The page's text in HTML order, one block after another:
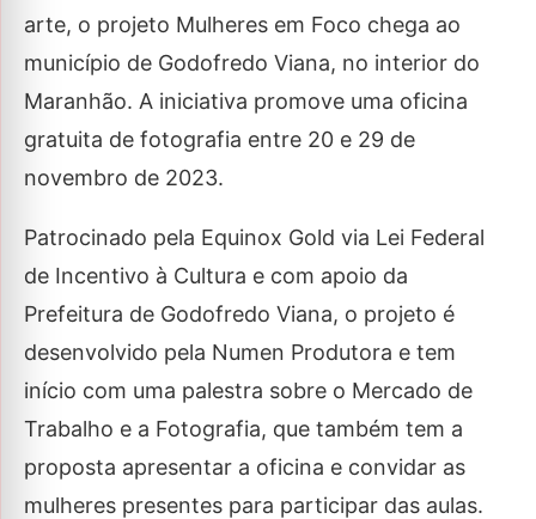
arte, o projeto Mulheres em Foco chega ao
município de Godofredo Viana, no interior do
Maranhão. A iniciativa promove uma oficina
gratuita de fotografia entre 20 e 29 de
novembro de 2023.
Patrocinado pela Equinox Gold via Lei Federal
de Incentivo à Cultura e com apoio da
Prefeitura de Godofredo Viana, o projeto é
desenvolvido pela Numen Produtora e tem
início com uma palestra sobre o Mercado de
Trabalho e a Fotografia, que também tem a
proposta apresentar a oficina e convidar as
mulheres presentes para participar das aulas.